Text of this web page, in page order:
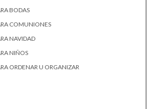
BODAS
COMUNIONES
NAVIDAD
NIÑOS
ORDENAR U ORGANIZAR